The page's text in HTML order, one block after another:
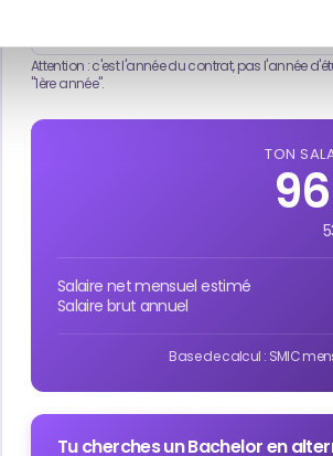
Attention : c'est l'année du contrat, pas l'année
"1ère année".
TON
Salaire net mensuel estimé
Salaire brut annuel
Base de calcul : SMIC
Tu cherches un Bachelor en